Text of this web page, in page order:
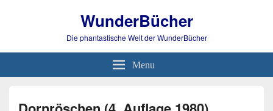
WunderBücher
Die phantastische Welt der WunderBücher
Menu